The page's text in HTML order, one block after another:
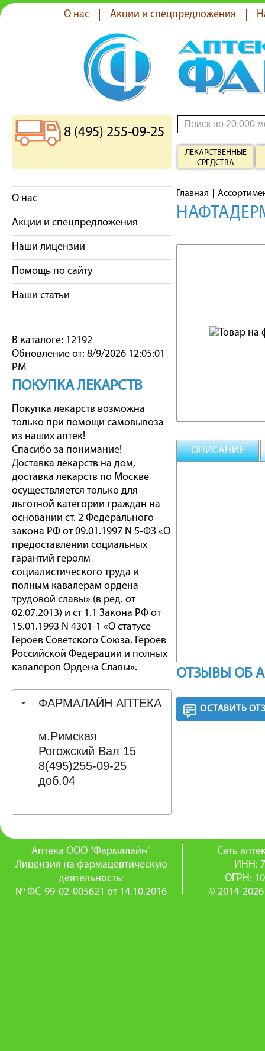
О нас Акции и спецпредложения
8 (495) 255-09-25
ЛЕКАРСТВЕННЫЕ
СРЕДСТВА
О нас
Акции и спецпредложения
Наши лицензии
Помощь по сайту
Наши статьи
В каталоге: 12192
Обновление от: 8/9/2026 12:05:01
PM
ПОКУПКА ЛЕКАРСТВ
Покупка лекарств возможна
только при помощи самовывоза
из наших аптек!
Спасибо за понимание!
Доставка лекарств на дом,
доставка лекарств по Москве
осуществляется только для
льготной категории граждан на
основании ст. 2 Федерального
закона РФ от 09.01.1997 N 5-ФЗ «О
предоставлении социальных
гарантий героям
социалистического труда и
полным кавалерам ордена
трудовой славы» (в ред. от
02.07.2013) и ст 1.1 Закона РФ от
15.01.1993 N 4301-1 «О статусе
Героев Советского Союза, Героев
Российской Федерации и полных
кавалеров Ордена Славы».
ФАРМАЛАЙН АПТЕКА
м.Римская
Рогожский Вал 15
8(495)255-09-25
доб.04
Главная
ОПИСАНИЕ
ОТЗЫВЫ ОБ
ОСТАВИТЬ
Аптека ООО "Фармалайн"
Лицензия на фармацевтическую
деятельность:
№ ФС-99-02-005621 от 14.10.2016
Сеть
ИНН:
ОГРН:
© 2014-